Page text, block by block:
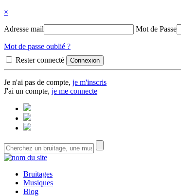
×
Adresse mail Mot de Passe
Mot de passe oublié ?
Rester connecté
Je n'ai pas de compte, je m'inscris
J'ai un compte, je me connecte
Bruitages
Musiques
Blog